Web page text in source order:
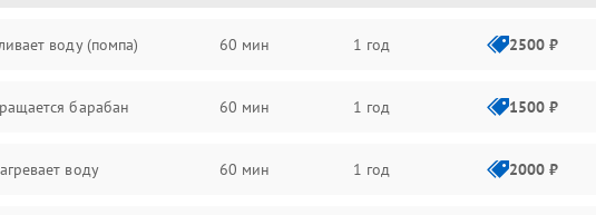
воду (помпа) 60 мин 1 год 2500 ₽
барабан 60 мин 1 год 1500 ₽
воду 60 мин 1 год 2000 ₽